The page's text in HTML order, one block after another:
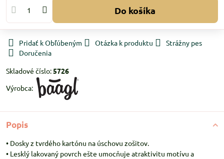
Do košíka
Pridať k Obľúbeným Otázka k produktu
Strážny pes
Doručenia
Skladové číslo:5726
Výrobca:
Popis
• Dosky z tvrdého kartónu na úschovu zošitov.
• Lesklý lakovaný povrch ešte umocňuje atraktivitu motívu a